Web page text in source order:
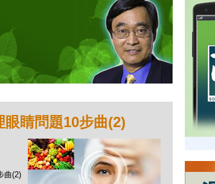
眼睛問題10步曲(2)
曲(2)